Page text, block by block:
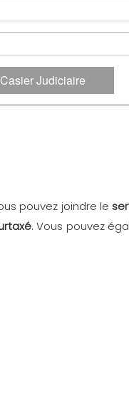
Judiciaire
pouvez joindre le
. Vous pouvez